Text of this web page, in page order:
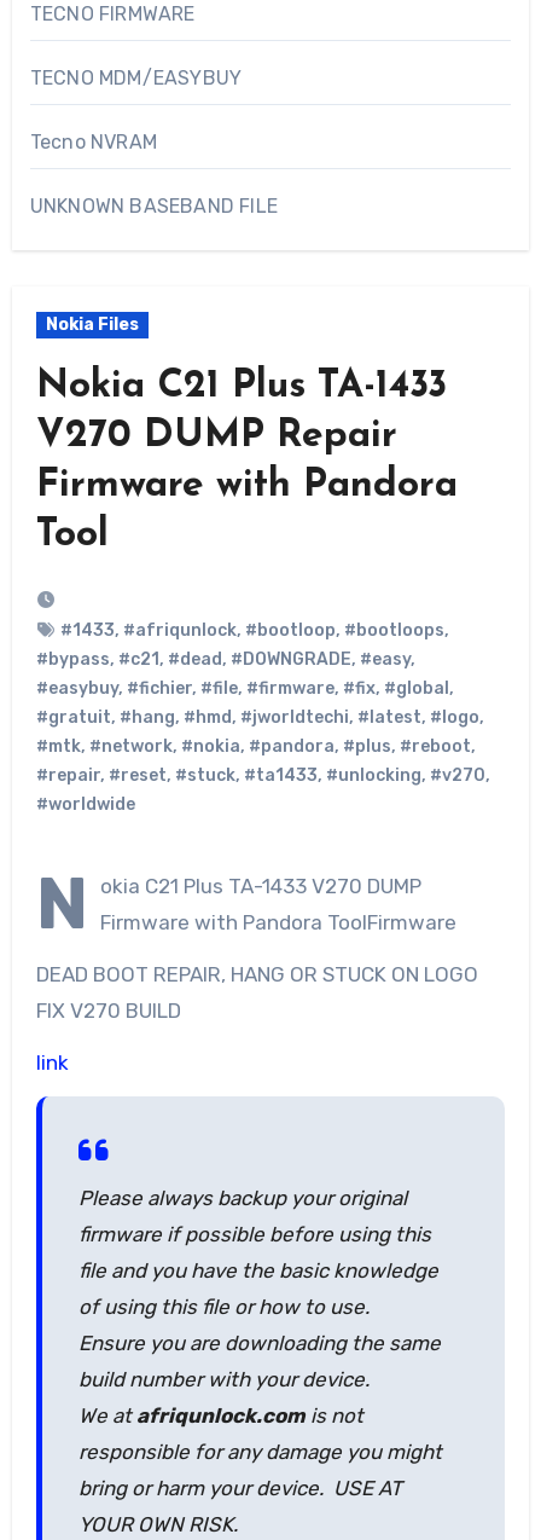
TECNO FIRMWARE
TECNO MDM/EASYBUY
Tecno NVRAM
UNKNOWN BASEBAND FILE
Nokia Files
Nokia C21 Plus TA-1433
V270 DUMP Repair
Firmware with Pandora
Tool
#1433, #afriqunlock, #bootloop, #bootloops,
#bypass, #c21, #dead, #DOWNGRADE, #easy,
#easybuy, #fichier, #file, #firmware, #fix, #global ,
#gratuit, #hang, #hmd, #jworldtechi, #latest, #logo,
#mtk, #network, #nokia, #pandora, #plus, #reboot,
#repair, #reset, #stuck, #ta1433, #unlocking, #v270,
#worldwide
N
okia C21 Plus TA-1433 V270 DUMP
Firmware with Pandora ToolFirmware
DEAD BOOT REPAIR, HANG OR STUCK ON LOGO
FIX V270 BUILD
link
Please always backup your original
firmware if possible before using this
file and you have the basic knowledge
of using this file or how to use.
Ensure you are downloading the same
build number with your device.
We atafriqunlock.comis not
responsible for any damage you might
bring or harm your device. USE AT
YOUR OWN RISK.